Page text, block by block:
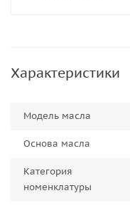
Характеристики
Модель масла
Основа масла
Категория
номенклатуры